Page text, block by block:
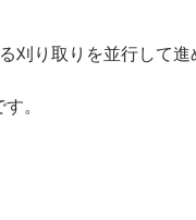
刈り取りを並行して進
。